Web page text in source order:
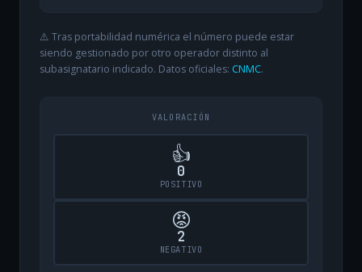
⚠️ Tras portabilidad numérica el número puede estar
siendo gestionado por otro operador distinto al
subasignatario indicado. Datos oficiales: CNMC.
VALORACIÓN
👍
0
POSITIVO
😡
2
NEGATIVO